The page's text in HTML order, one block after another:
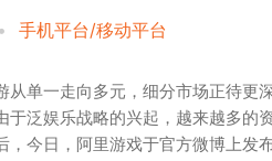
• 手机平台/移动平台
从单一走向多元，细分市场正待更
于泛娱乐战略的兴起，越来越多的
，今日，阿里游戏于官方微博上发